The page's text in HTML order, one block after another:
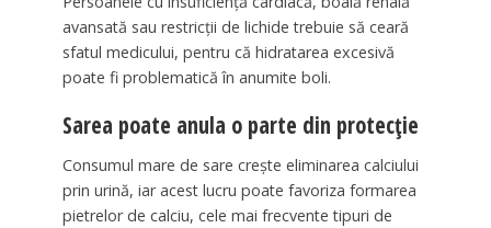
avansată sau restricții de lichide trebuie să ceară
sfatul medicului, pentru că hidratarea excesivă
poate fi problematică în anumite boli.
Sarea poate anula o parte din protecție
Consumul mare de sare crește eliminarea calciului
prin urină, iar acest lucru poate favoriza formarea
pietrelor de calciu, cele mai frecvente tipuri de